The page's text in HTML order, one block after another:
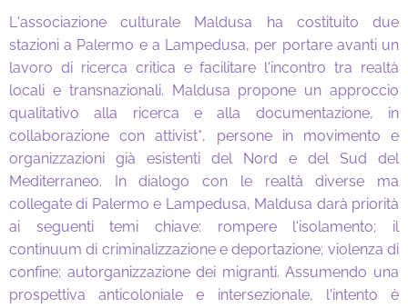
L'associazione culturale Maldusa ha costituito due
stazioni a Palermo e a Lampedusa, per portare avanti un
lavoro di ricerca critica e facilitare l'incontro tra realtà
locali e transnazionali. Maldusa propone un approccio
qualitativo alla ricerca e alla documentazione, in
collaborazione con attivist*, persone in movimento e
organizzazioni già esistenti del Nord e del Sud del
Mediterraneo. In dialogo con le realtà diverse ma
collegate di Palermo e Lampedusa, Maldusa darà priorità
ai seguenti temi chiave: rompere l'isolamento; il
continuum di criminalizzazione e deportazione; violenza di
confine; autorganizzazione dei migranti. Assumendo una
prospettiva anticoloniale e intersezionale, l'intento è